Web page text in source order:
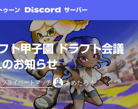
ト甲子園 ドラフト会議
お知らせ
プライベートマッチ まめたろう